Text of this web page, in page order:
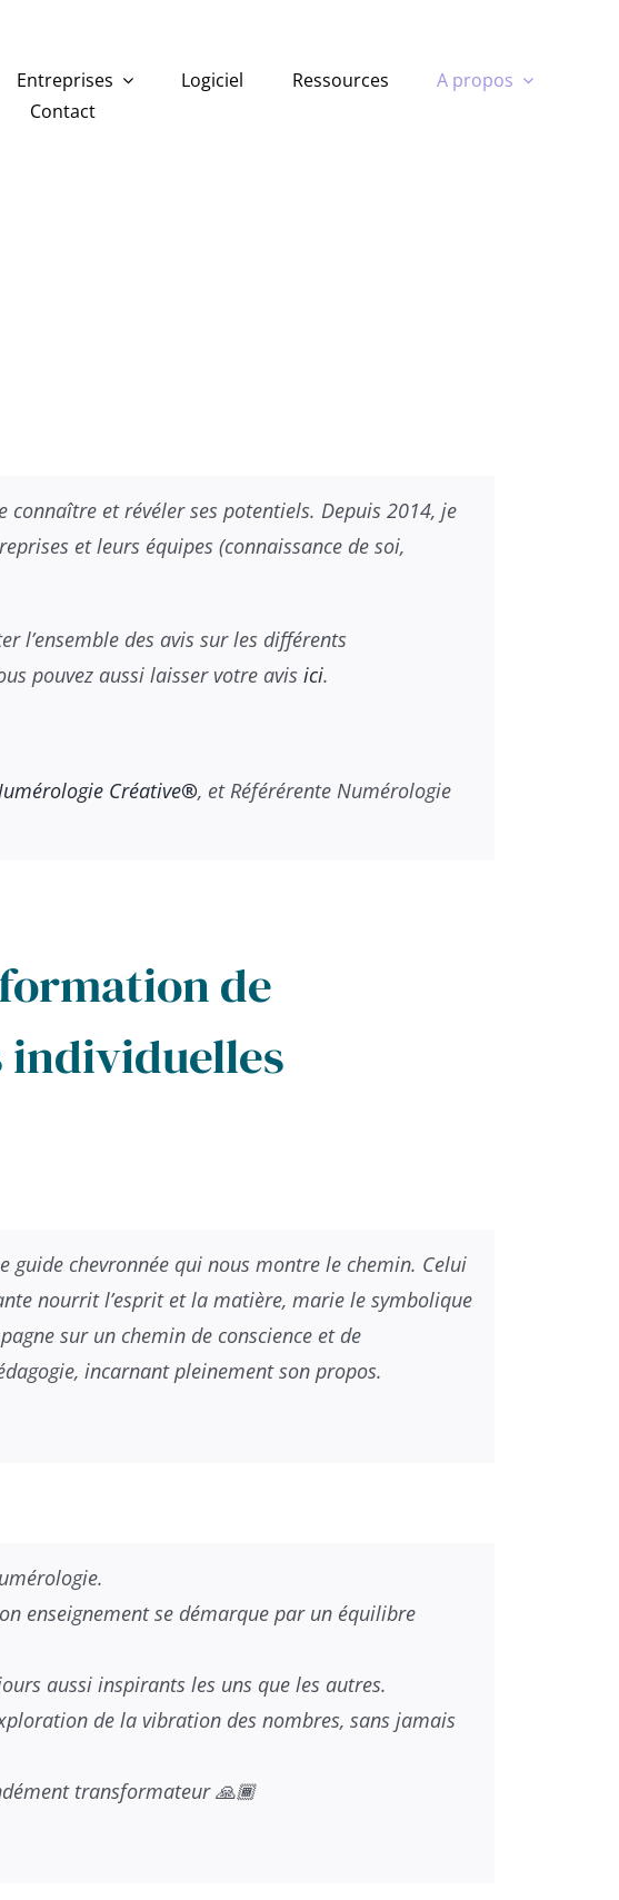
Entreprises Logiciel Ressources
A propos
Contact
connaître et révéler ses potentiels. Depuis 2014, je
et leurs équipes (connaissance de soi,
l’ensemble des avis sur les différents
pouvez aussi laisser votre avis ici.
Créative®, et Référérente Numérologie
de
individuelles
guide chevronnée qui nous montre le chemin. Celui
nourrit l’esprit et la matière, marie le symbolique
sur un chemin de conscience et de
incarnant pleinement son propos.
enseignement se démarque par un équilibre
aussi inspirants les uns que les autres.
de la vibration des nombres, sans jamais
transformateur 🙏🏾